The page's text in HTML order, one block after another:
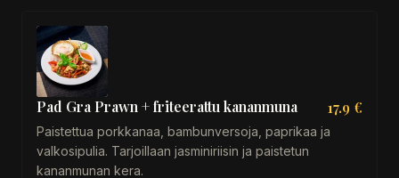
Pad Gra Prawn + friteerattu kananmuna 17.9 €
Paistettua porkkanaa, bambunversoja, paprikaa ja
valkosipulia. Tarjoillaan jasminiriisin ja paistetun
kananmunan kera.